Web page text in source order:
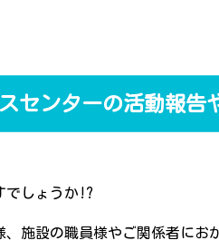
センターの活動報告
でしょうか!?
施設の職員様やご関係者にお